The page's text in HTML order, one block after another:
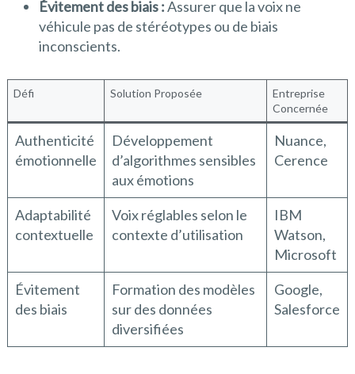
Évitement des biais :Assurer que la voix ne
véhicule pas de stéréotypes ou de biais
inconscients.
Défi Solution Proposée
Entreprise
Concernée
Authenticité
émotionnelle
Développement
d’algorithmes sensibles
aux émotions
Nuance,
Cerence
Adaptabilité
contextuelle
Voix réglables selon le
contexte d’utilisation
IBM
Watson,
Microsoft
Évitement
des biais
Formation des modèles
sur des données
diversifiées
Google,
Salesforce